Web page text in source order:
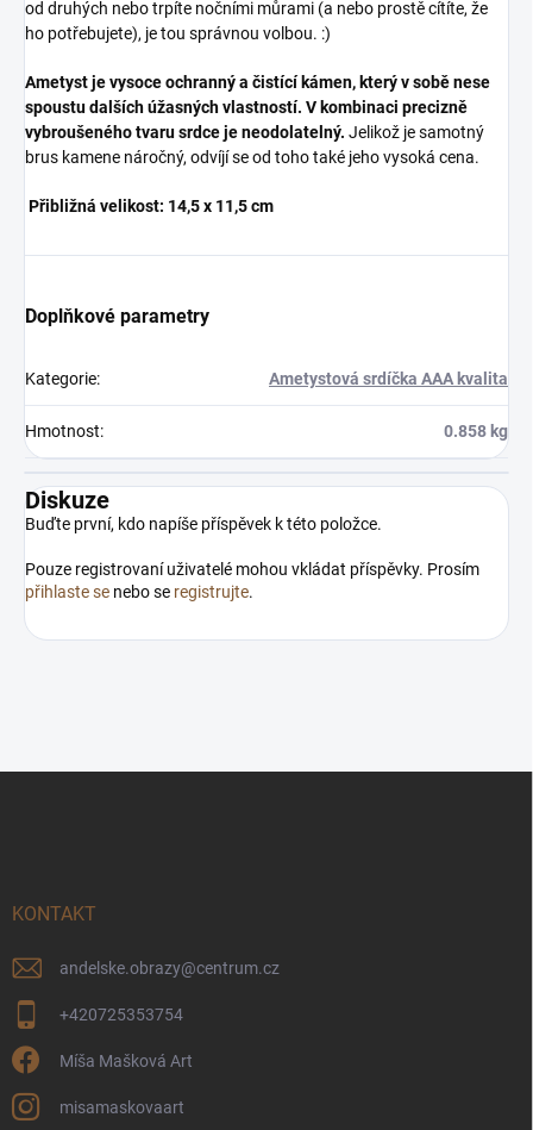
od druhých nebo trpíte nočními můrami (a nebo prostě cítíte, že
ho potřebujete), je tou správnou volbou. :)
Ametyst je vysoce ochranný a čistící kámen, který v sobě nese
spoustu dalších úžasných vlastností. V kombinaci precizně
vybroušeného tvaru srdce je neodolatelný. Jelikož je samotný
brus kamene náročný, odvíjí se od toho také jeho vysoká cena.
Přibližná velikost: 14,5 x 11,5 cm
Doplňkové parametry
Kategorie: Ametystová srdíčka AAA kvalita
Hmotnost: 0.858 kg
Diskuze
Buďte první, kdo napíše příspěvek k této položce.
Pouze registrovaní uživatelé mohou vkládat příspěvky. Prosím
přihlaste se nebo se registrujte.
KONTAKT
andelske.obrazy@centrum.cz
+420725353754
Míša Mašková Art
misamaskovaart
×
Přihlásit k newsletteru
Zajímá vás, co je nového?